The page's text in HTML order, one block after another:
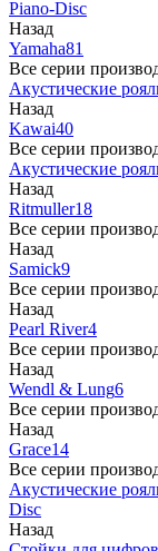
Piano-Disc
Назад
Yamaha81
Все серии
Акустические
Назад
Kawai40
Все серии
Акустические
Назад
Ritmuller18
Все серии
Назад
Samick9
Все серии
Назад
Pearl River4
Все серии
Назад
Wendl & Lung6
Все серии
Назад
Grace14
Все серии
Акустические
Disc
Назад